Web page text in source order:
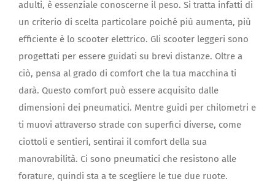
adulti, è essenziale conoscerne il peso. Si tratta infatti di
un criterio di scelta particolare poiché più aumenta, più
efficiente è lo scooter elettrico. Gli scooter leggeri sono
progettati per essere guidati su brevi distanze. Oltre a
ciò, pensa al grado di comfort che la tua macchina ti
darà. Questo comfort può essere acquisito dalle
dimensioni dei pneumatici. Mentre guidi per chilometri e
ti muovi attraverso strade con superfici diverse, come
ciottoli e sentieri, sentirai il comfort della sua
manovrabilità. Ci sono pneumatici che resistono alle
forature, quindi sta a te scegliere le tue due ruote.